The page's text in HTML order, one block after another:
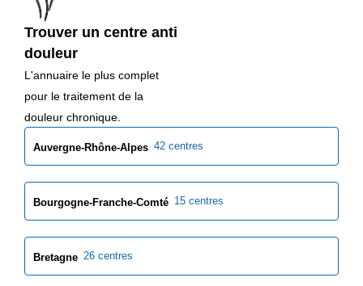
Trouver un centre anti
douleur
L'annuaire le plus complet
pour le traitement de la
douleur chronique.
Auvergne-Rhône-Alpes 42 centres
Bourgogne-Franche-Comté 15 centres
Bretagne 26 centres